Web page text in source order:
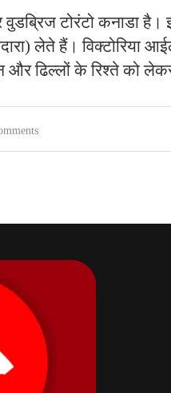
टोरंटो कनाडा है।
लेते हैं। विक्टोरिया
ढिल्लों के रिश्ते को